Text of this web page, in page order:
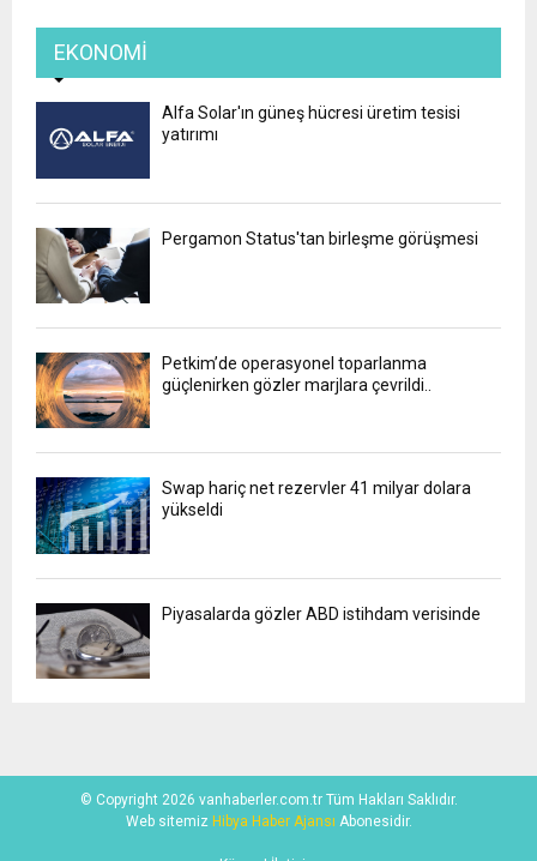
EKONOMI
Alfa Solar'ın güneş hücresi üretim tesisi
yatırımı
Pergamon Status'tan birleşme görüşmesi
Petkim’de operasyonel toparlanma
güçlenirken gözler marjlara çevrildi..
Swap hariç net rezervler 41 milyar dolara
yükseldi
Piyasalarda gözler ABD istihdam verisinde
© Copyright 2026 vanhaberler.com.tr Tüm Hakları Saklıdır.
Web sitemiz Hibya Haber Ajansı Abonesidir.